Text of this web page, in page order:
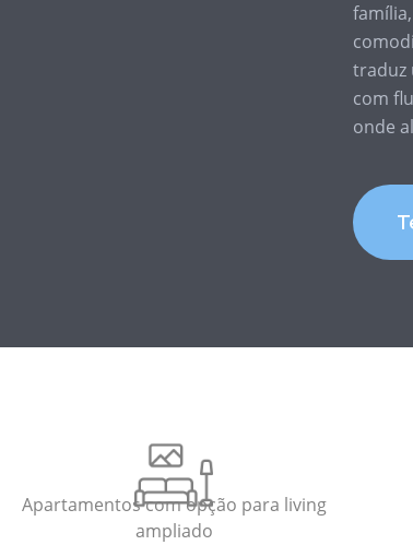
traduz
com
onde
Apartamentos com opção para living
ampliado